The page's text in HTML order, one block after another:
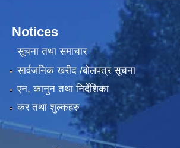
Notices
सूचना तथा समाचार
सार्वजनिक खरीद /बोलपत्र सूचना
एन, कानुन तथा निर्देशिका
कर तथा शुल्कहरु